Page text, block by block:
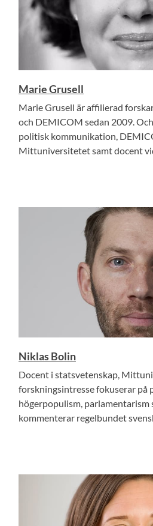
Marie Grusell
Marie Grusell är affilierad
och DEMICOM sedan 2009.
politisk kommunikation,
Mittuniversitetet samt docent
Niklas Bolin
Docent i statsvetenskap,
forskningsintresse fokuserar på
högerpopulism, parlamentarism
kommenterar regelbundet